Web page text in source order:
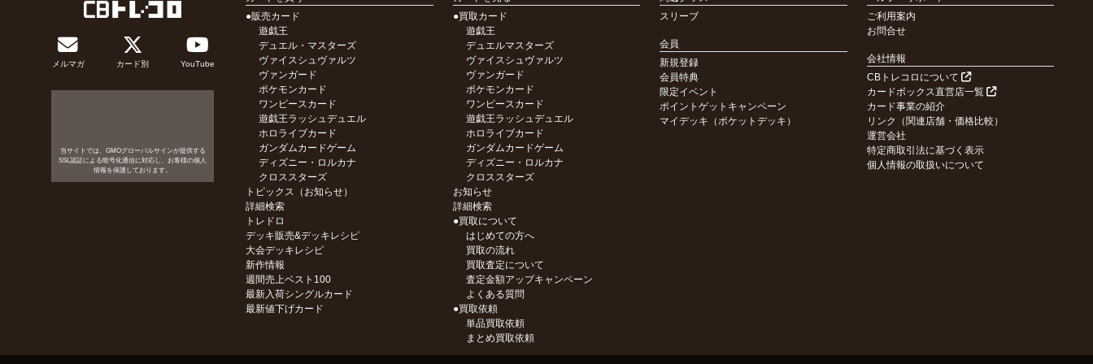
メルマガ カード別 YouTube
当サイトでは、GMOグローバルサインが提供する
SSL認証による暗号化通信に対応し、お客様の個人
情報を保護しております。
●販売カード
遊戯王
デュエル・マスターズ
ヴァイスシュヴァルツ
ヴァンガード
ポケモンカード
ワンピースカード
遊戯王ラッシュデュエル
ホロライブカード
ガンダムカードゲーム
ディズニー・ロルカナ
クロススターズ
トピックス（お知らせ）
詳細検索
トレドロ
デッキ販売&デッキレシピ
大会デッキレシピ
新作情報
週間売上ベスト100
最新入荷シングルカード
最新値下げカード
●買取カード
遊戯王
デュエルマスターズ
ヴァイスシュヴァルツ
ヴァンガード
ポケモンカード
ワンピースカード
遊戯王ラッシュデュエル
ホロライブカード
ガンダムカードゲーム
ディズニー・ロルカナ
クロススターズ
お知らせ
詳細検索
●買取について
はじめての方へ
買取の流れ
買取査定について
査定金額アップキャンペーン
よくある質問
●買取依頼
単品買取依頼
まとめ買取依頼
スリーブ
会員
新規登録
会員特典
限定イベント
ポイントゲットキャンペーン
マイデッキ（ポケットデッキ）
ご利用案内
お問合せ
会社情報
CBトレコロについて
カードボックス直営店一覧
カード事業の紹介
リンク（関連店舗・価格比較）
運営会社
特定商取引法に基づく表示
個人情報の取扱いについて